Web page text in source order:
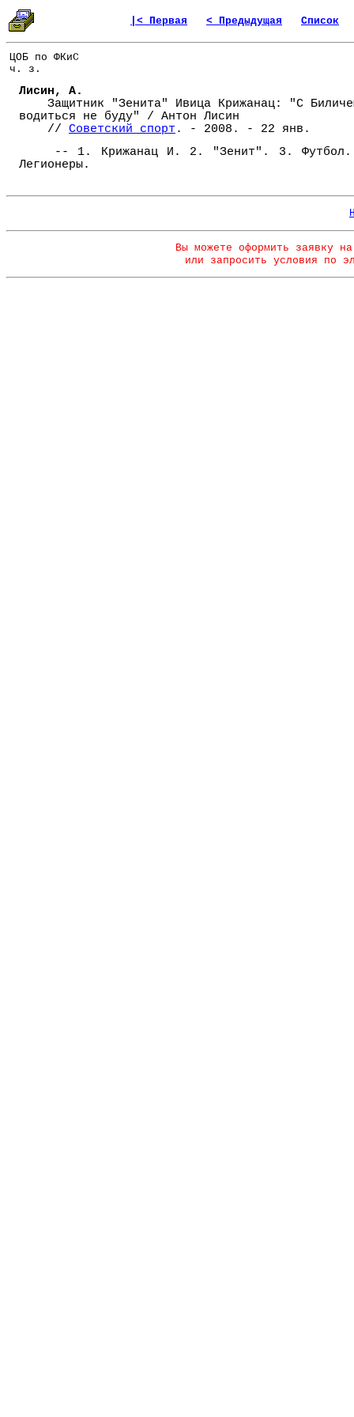
|< Первая < Предыдущая Список
ЦОБ по ФКиС
ч. з.
Лисин, А.
Защитник "Зенита" Ивица Крижанац: "С
водиться не буду" / Антон Лисин
// Советский спорт . - 2008. - 22 янв.
-- 1. Крижанац И. 2. "Зенит". 3.
Легионеры.
Вы можете оформить заявку
или запросить условия по